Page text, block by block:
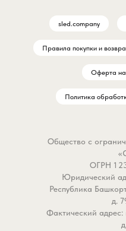
sled.company
Правила покупки и
Оферта на
Политика
Общество с
ОГРН 1
Юридический
Республика
д.
Фактический адрес: